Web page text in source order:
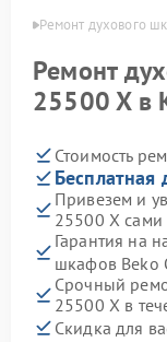
Ремонт духового
Ремонт
25500 X в
Стоимость
Бесплатная
Привезем и
25500 X сами
Гарантия на
шкафов Beko
Срочный
25500 X в
Скидка для